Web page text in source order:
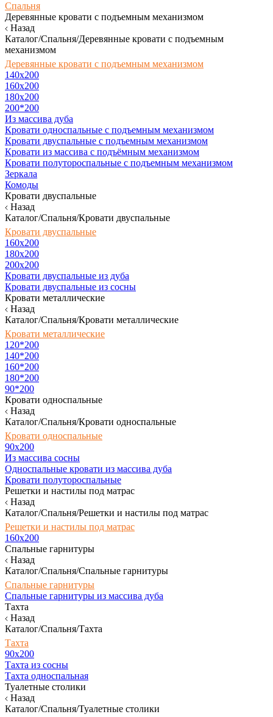
Спальня
Деревянные кровати с подъемным механизмом
Назад
Каталог/Спальня/Деревянные кровати с подъемным
механизмом
Деревянные кровати с подъемным механизмом
140x200
160х200
180х200
200*200
Из массива дуба
Кровати односпальные с подъемным механизмом
Кровати двуспальные с подъемным механизмом
Кровати из массива с подъёмным механизмом
Кровати полутороспальные с подъемным механизмом
Зеркала
Комоды
Кровати двуспальные
Назад
Каталог/Спальня/Кровати двуспальные
Кровати двуспальные
160х200
180x200
200x200
Кровати двуспальные из дуба
Кровати двуспальные из сосны
Кровати металлические
Назад
Каталог/Спальня/Кровати металлические
Кровати металлические
120*200
140*200
160*200
180*200
90*200
Кровати односпальные
Назад
Каталог/Спальня/Кровати односпальные
Кровати односпальные
90х200
Из массива сосны
Односпальные кровати из массива дуба
Кровати полутороспальные
Решетки и настилы под матрас
Назад
Каталог/Спальня/Решетки и настилы под матрас
Решетки и настилы под матрас
160х200
Спальные гарнитуры
Назад
Каталог/Спальня/Спальные гарнитуры
Спальные гарнитуры
Спальные гарнитуры из массива дуба
Тахта
Назад
Каталог/Спальня/Тахта
Тахта
90х200
Тахта из сосны
Тахта односпальная
Туалетные столики
Назад
Каталог/Спальня/Туалетные столики